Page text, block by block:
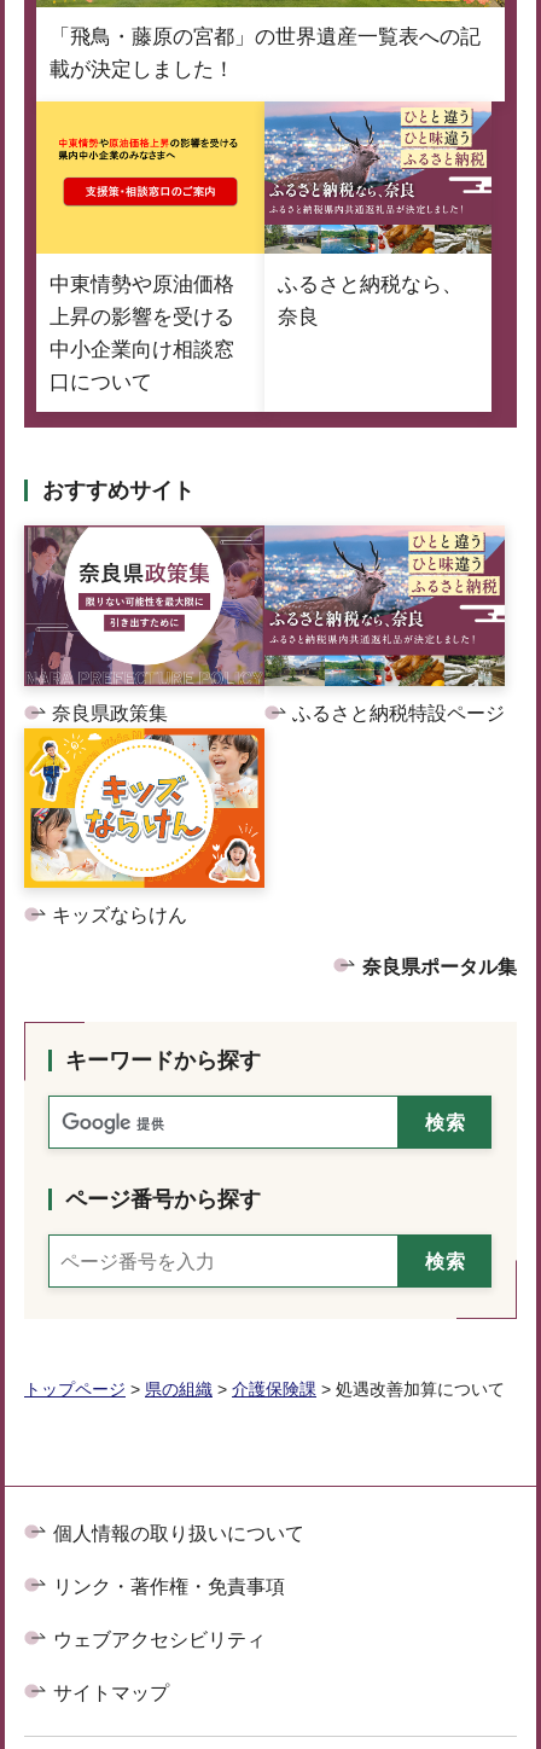
「飛鳥・藤原の宮都」の世界遺産一覧表への記
載が決定しました！
中東情勢や原油価格
上昇の影響を受ける
中小企業向け相談窓
口について
ふるさと納税なら、
奈良
おすすめサイト
奈良県政策集 ふるさと納税特設ページ
キッズならけん
奈良県ポータル集
キーワードから探す
ページ番号から探す
トップページ > 県の組織 > 介護保険課 > 処遇改善加算について
個人情報の取り扱いについて
リンク・著作権・免責事項
ウェブアクセシビリティ
サイトマップ